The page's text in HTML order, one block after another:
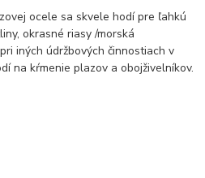
ocele sa skvele hodí pre ľahkú
okrasné riasy /morská
iných údržbových činnostiach v
na kŕmenie plazov a obojživelníkov.